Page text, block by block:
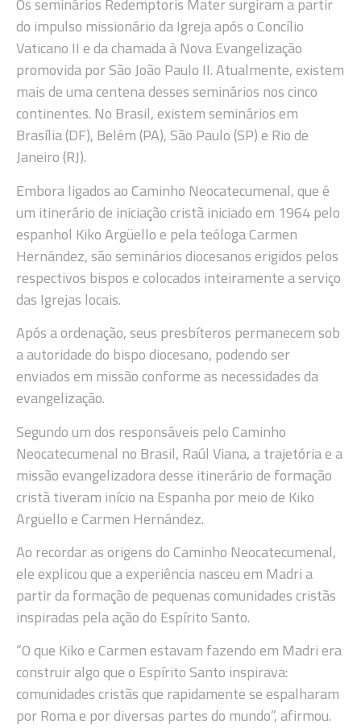
Os seminários Redemptoris Mater surgiram a partir
do impulso missionário da Igreja após o Concílio
Vaticano II e da chamada à Nova Evangelização
promovida por São João Paulo II. Atualmente, existem
mais de uma centena desses seminários nos cinco
continentes. No Brasil, existem seminários em
Brasília (DF), Belém (PA), São Paulo (SP) e Rio de
Janeiro (RJ).
Embora ligados ao Caminho Neocatecumenal, que é
um itinerário de iniciação cristã iniciado em 1964 pelo
espanhol Kiko Argüello e pela teóloga Carmen
Hernández, são seminários diocesanos erigidos pelos
respectivos bispos e colocados inteiramente a serviço
das Igrejas locais.
Após a ordenação, seus presbíteros permanecem sob
a autoridade do bispo diocesano, podendo ser
enviados em missão conforme as necessidades da
evangelização.
Segundo um dos responsáveis pelo Caminho
Neocatecumenal no Brasil, Raúl Viana, a trajetória e a
missão evangelizadora desse itinerário de formação
cristã tiveram início na Espanha por meio de Kiko
Argüello e Carmen Hernández.
Ao recordar as origens do Caminho Neocatecumenal,
ele explicou que a experiência nasceu em Madri a
partir da formação de pequenas comunidades cristãs
inspiradas pela ação do Espírito Santo.
“O que Kiko e Carmen estavam fazendo em Madri era
construir algo que o Espírito Santo inspirava:
comunidades cristãs que rapidamente se espalharam
por Roma e por diversas partes do mundo”, afirmou.